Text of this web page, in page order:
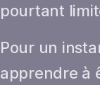
pourtant
Pour un
apprendre à